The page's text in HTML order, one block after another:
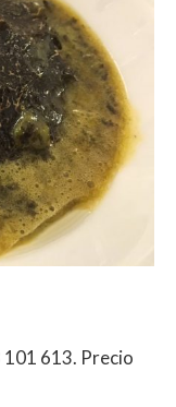
101 613. Precio